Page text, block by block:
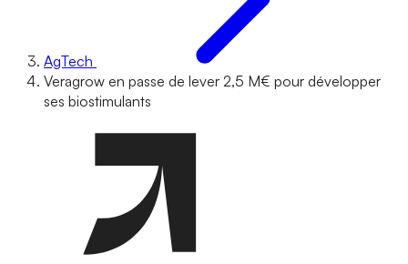
AgTech
Veragrow en passe de lever 2,5 M€ pour développer
ses biostimulants